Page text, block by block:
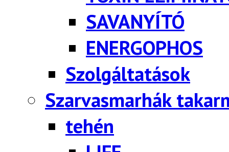
SAVANYÍTÓ
ENERGOPHOS
Szolgáltatások
Szarvasmarhák
tehén